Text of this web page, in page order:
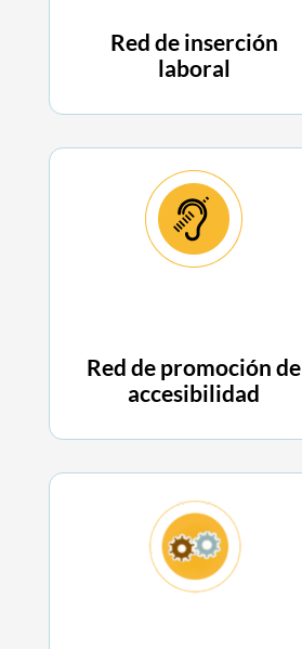
Red de inserción
laboral
Red de promoción de
accesibilidad